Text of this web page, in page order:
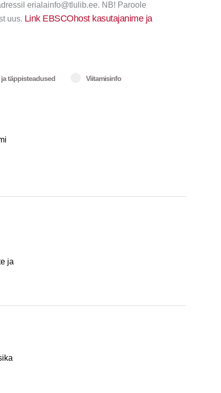
erialainfo@tlulib.ee. NB! Paroole
uus. Link EBSCOhost kasutajanime ja
täppisteadused Viitamisinfo
ja